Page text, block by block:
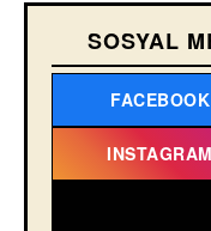
SOSYAL
FACEBOOK
INSTAGRAM